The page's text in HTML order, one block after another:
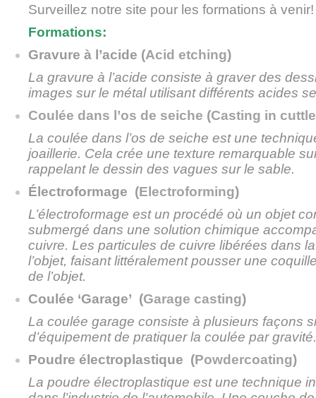
Surveillez notre site pour les formations à venir!
Formations:
Gravure à l’acide (Acid etching)
La gravure à l’acide consiste à graver des
images sur le métal utilisant différents acides
Coulée dans l’os de seiche (Casting in
La coulée dans l’os de seiche est une
joaillerie. Cela crée une texture remarquable
rappelant le dessin des vagues sur le sable.
Électroformage (Electroforming)
L’électroformage est un procédé où un objet
submergé dans une solution chimique
cuivre. Les particules de cuivre libérées dans
l’objet, faisant littéralement pousser une
de l’objet.
Coulée ‘Garage’ (Garage casting)
La coulée garage consiste à plusieurs façons
d’équipement de pratiquer la coulée par gravité.
Poudre électroplastique (Powdercoating)
La poudre électroplastique est une technique